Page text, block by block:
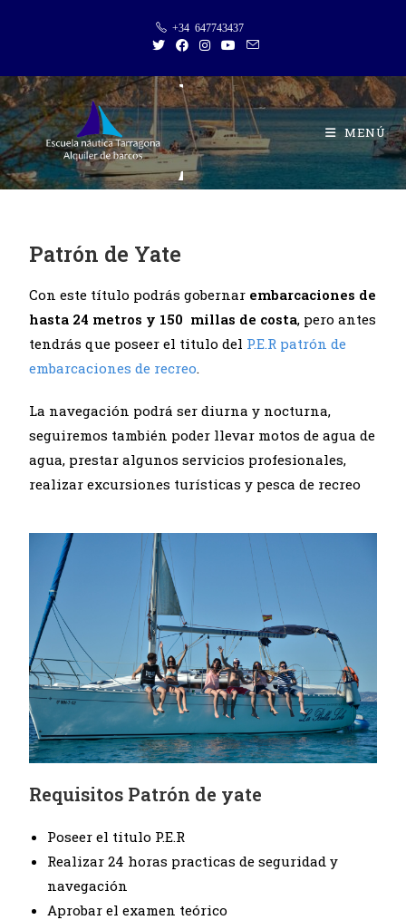
+34 647743437
MENÚ
Patrón de Yate
Con este título podrás gobernar embarcaciones de
hasta 24 metros y 150 millas de costa, pero antes
tendrás que poseer el titulo del P.E.R patrón de
embarcaciones de recreo.
La navegación podrá ser diurna y nocturna,
seguiremos también poder llevar motos de agua de
agua, prestar algunos servicios profesionales,
realizar excursiones turísticas y pesca de recreo
Requisitos Patrón de yate
Poseer el titulo P.E.R
Realizar 24 horas practicas de seguridad y
navegación
Aprobar el examen teórico